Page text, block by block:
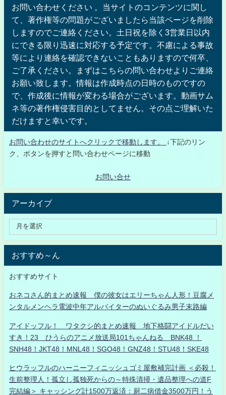
お問い合わせください 。当サイトのコンテンツに関し
て、著作権等の問題がございましたら当該ページを削除
しますのでご連絡ください。土日祝を除く3営業日以内
にできる限り迅速に対応する予定です。不慮による事故
等により連絡を確認できないこともありますので何卒、
ご了承ください。まずはこちらの問い合わせよりご連絡
お願い致します。情報は作成時点の日時のものですの
で、作成後に情報が変わる場合がございます。動画サム
ネ等の著作権侵害目的としてません。その点ご理解いた
だけますと幸いです。
お問い合わせのサイトへクリックで移動します。
↓下記のリン
ク、ボタンを押すと問い合わせページに移動
お問い合せ
アーカイブ
おすすめ～ん
おすすめサイト
おネコさん的まとめ速報 僕の彼女はエリーちゃん人形！豆腐メ
ンタルメンヘラ電波中年アルバイターのぬいぐるみ男子末路編
アイドッフル！ ワタクシ的まとめ速報 地下格闘アイドルだい
すき！23 ひうらのアニメ放送局101ちゃんねる BNK48 ！
SNH48！JKT48！MNL48！SGO48！GNZ48！STU48！SKE48
ヒウラッフルのハーニーフィニッシュゴミ屋敷補完計画 ＜必殺！
生前整理人！孤立し孤独死からの～特殊清掃・遺品整理への道F
完結編＞ キャッシング計1500万返済：厨二病借金3500万円！う